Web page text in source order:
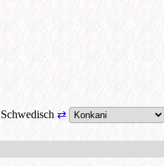
Schwedisch⇄